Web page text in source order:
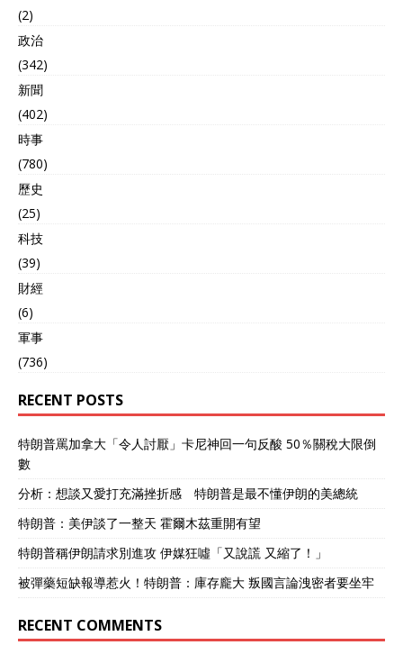
盟友关系遭遇历史性寒流。
在俄亚关系持续紧张的背景
下，亚美尼亚不仅对俄罗斯
的外交立场表达强烈不满，
更积极寻求与美国主导的北
约体系建立战略互动。 毕竟
对于亚美尼亚来说，如果失
去了俄罗斯的话，那么要找
一个能够再度让自己依附的
国家，能够有实力保护且带
就是北约组织。 而当前地缘
格局演变与乌克兰危机呈现
出惊人的战略映射，这种态
势发展使得亚美尼亚正逐步
滑向地缘博弈的暴风眼。 因
此基于其近期外交转向轨迹
与安全架构调整，它极有可
能成为继东欧变局后，亚欧
大陆另一端的地缘震荡发源
作为安全保障方的俄罗斯可
能退居二线，而中国或将被
迫直面北约势力触角向亚太
延伸的战略挑战。 这种转变
并非偶然，早在中方构建周
边命运共同体框架时，就已
明确划定红线：坚决反对任
何域外军事同盟在亚太地区
扩张势力范围，此举既是对
区域安全架构的维护，更是
对地缘政治博弈新形态的预
警性回应。 所以亚美尼亚是
否能够真的和北约扯上关系
目前还不好说，那么屏幕前
(2)
政治
(342)
新聞
(402)
時事
(780)
歷史
(25)
科技
(39)
財經
(6)
軍事
(736)
RECENT POSTS
特朗普罵加拿大「令人討厭」卡尼神回一句反酸 50％關稅大限倒
數
分析：想談又愛打充滿挫折感 特朗普是最不懂伊朗的美總統
特朗普：美伊談了一整天 霍爾木茲重開有望
特朗普稱伊朗請求別進攻 伊媒狂噓「又說謊 又縮了！」
被彈藥短缺報導惹火！特朗普：庫存龐大 叛國言論洩密者要坐牢
RECENT COMMENTS